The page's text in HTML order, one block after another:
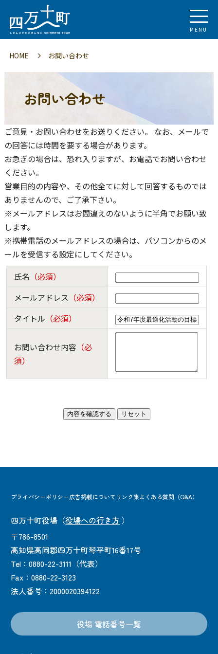
MENU
HOME お問い合わせ
お問い合わせ
ご意見・お問い合わせをお送りください。 なお、メールで
の回答には時間を要する場合があります。
お急ぎの場合は、恐れ入りますが、お電話でお問い合わせ
ください。
営業目的の内容や、その他全てに対して回答するものでは
ありませんので、ご了承下さい。
※メールアドレスはお間違えのないように半角でお願い致
します。
※携帯電話のメールアドレスの場合は、パソコンからのメ
ールを受信する設定にしてください。
氏名 （必須）
メールアドレス （必須）
タイトル （必須）
お問い合わせ内容 （必
須）
プライバシーポリシー広告掲載について リンク集よくある質問（Q&A）
四万十町役場 （役場への行き方 ）
〒786-8501
高知県高岡郡四万十町琴平町16番17号
Tel：0880-22-3111（代表）
Fax：0880-22-3123
法人番号：2000020394122
役場 電話番号一覧